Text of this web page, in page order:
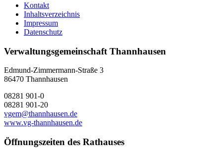
Kontakt
Inhaltsverzeichnis
Impressum
Datenschutz
Verwaltungsgemeinschaft Thannhausen
Edmund-Zimmermann-Straße 3
86470 Thannhausen
08281 901-0
08281 901-20
vgem@thannhausen.de
www.vg-thannhausen.de
Öffnungszeiten des Rathauses